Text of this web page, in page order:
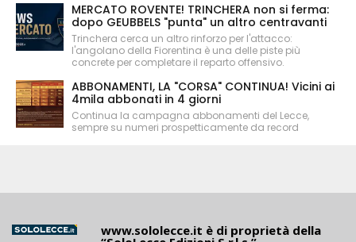
MERCATO ROVENTE! TRINCHERA non si ferma:
dopo GEUBBELS "punta" un altro centravanti
Trinchera cerca un altro rinforzo per l'attacco:
l'angolano della Fiorentina è una delle piste più
concrete per completare il reparto offensivo.
ABBONAMENTI, LA "CORSA" CONTINUA! Vicini ai
4mila abbonati in 4 giorni
Continua la campagna abbonamenti del Lecce,
sempre su numeri prospetticamente da record
www.sololecce.it è di proprietà della